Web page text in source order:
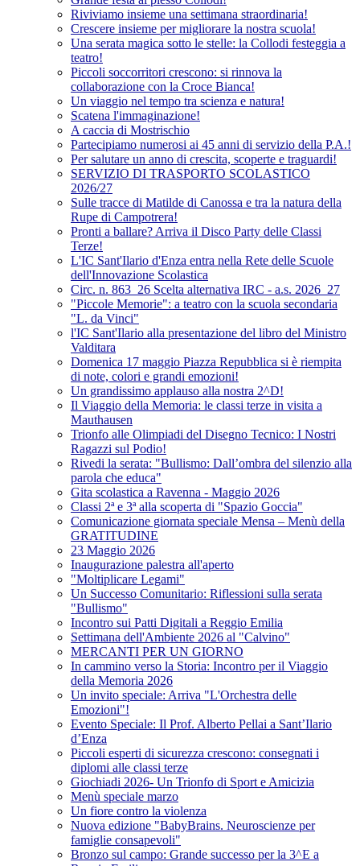
Riviviamo insieme una settimana straordinaria!
Crescere insieme per migliorare la nostra scuola!
Una serata magica sotto le stelle: la Collodi festeggia a
teatro!
Piccoli soccorritori crescono: si rinnova la
collaborazione con la Croce Bianca!
Un viaggio nel tempo tra scienza e natura!
Scatena l'immaginazione!
A caccia di Mostrischio
Partecipiamo numerosi ai 45 anni di servizio della P.A.!
Per salutare un anno di crescita, scoperte e traguardi!
SERVIZIO DI TRASPORTO SCOLASTICO
2026/27
Sulle tracce di Matilde di Canossa e tra la natura della
Rupe di Campotrera!
Pronti a ballare? Arriva il Disco Party delle Classi
Terze!
L'IC Sant'Ilario d'Enza entra nella Rete delle Scuole
dell'Innovazione Scolastica
Circ. n. 863_26 Scelta alternativa IRC - a.s. 2026_27
"Piccole Memorie": a teatro con la scuola secondaria
"L. da Vinci"
l'IC Sant'Ilario alla presentazione del libro del Ministro
Valditara
Domenica 17 maggio Piazza Repubblica si è riempita
di note, colori e grandi emozioni!
Un grandissimo applauso alla nostra 2^D!
Il Viaggio della Memoria: le classi terze in visita a
Mauthausen
Trionfo alle Olimpiadi del Disegno Tecnico: I Nostri
Ragazzi sul Podio!
Rivedi la serata: "Bullismo: Dall’ombra del silenzio alla
parola che educa"
Gita scolastica a Ravenna - Maggio 2026
Classi 2ª e 3ª alla scoperta di "Spazio Goccia"
Comunicazione giornata speciale Mensa – Menù della
GRATITUDINE
23 Maggio 2026
Inaugurazione palestra all'aperto
"Moltiplicare Legami"
Un Successo Comunitario: Riflessioni sulla serata
"Bullismo"
Incontro sui Patti Digitali a Reggio Emilia
Settimana dell'Ambiente 2026 al "Calvino"
MERCANTI PER UN GIORNO
In cammino verso la Storia: Incontro per il Viaggio
della Memoria 2026
Un invito speciale: Arriva "L'Orchestra delle
Emozioni"!
Evento Speciale: Il Prof. Alberto Pellai a Sant’Ilario
d’Enza
Piccoli esperti di sicurezza crescono: consegnati i
diplomi alle classi terze
Giochiadi 2026- Un Trionfo di Sport e Amicizia
Menù speciale marzo
Un fiore contro la violenza
Nuova edizione "BabyBrains. Neuroscienze per
famiglie consapevoli"
Bronzo sul campo: Grande successo per la 3^E a